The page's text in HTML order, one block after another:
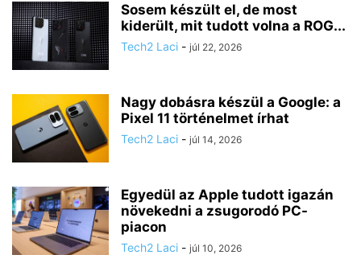
Sosem készült el, de most
kiderült, mit tudott volna a ROG...
Tech2 Laci - júl 22, 2026
Nagy dobásra készül a Google: a
Pixel 11 történelmet írhat
Tech2 Laci - júl 14, 2026
Egyedül az Apple tudott igazán
növekedni a zsugorodó PC-
piacon
Tech2 Laci - júl 10, 2026